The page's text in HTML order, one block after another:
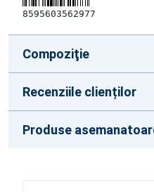
8595603562977
Compoziţie
Recenziile clienților
Produse